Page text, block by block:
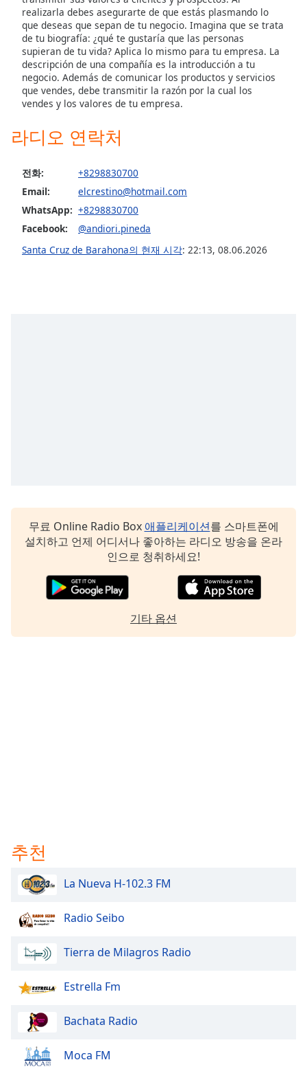
Opacity
Caption
Area
Background
Color
Opacity
Edge
realizarla debes asegurarte de que estás plasmando lo
que deseas que sepan de tu negocio. Imagina que se trata
de tu biografía: ¿qué te gustaría que las personas
supieran de tu vida? Aplica lo mismo para tu empresa. La
descripción de una compañía es la introducción a tu
negocio. Además de comunicar los productos y servicios
que vendes, debe transmitir la razón por la cual los
vendes y los valores de tu empresa.
라디오 연락처
전화:
+8298830700
Email:
elcrestino@hotmail.com
WhatsApp: +8298830700
Facebook:
@andiori.pineda
Santa Cruz de Barahona의 현재 시각: 22:13, 08.06.2026
무료 Online Radio Box 애플리케이션를 스마트폰에
설치하고 언제 어디서나 좋아하는 라디오 방송을 온라
인으로 청취하세요!
기타 옵션
추천
La Nueva H-102.3 FM
Radio Seibo
Tierra de Milagros Radio
Estrella Fm
Bachata Radio
Moca FM